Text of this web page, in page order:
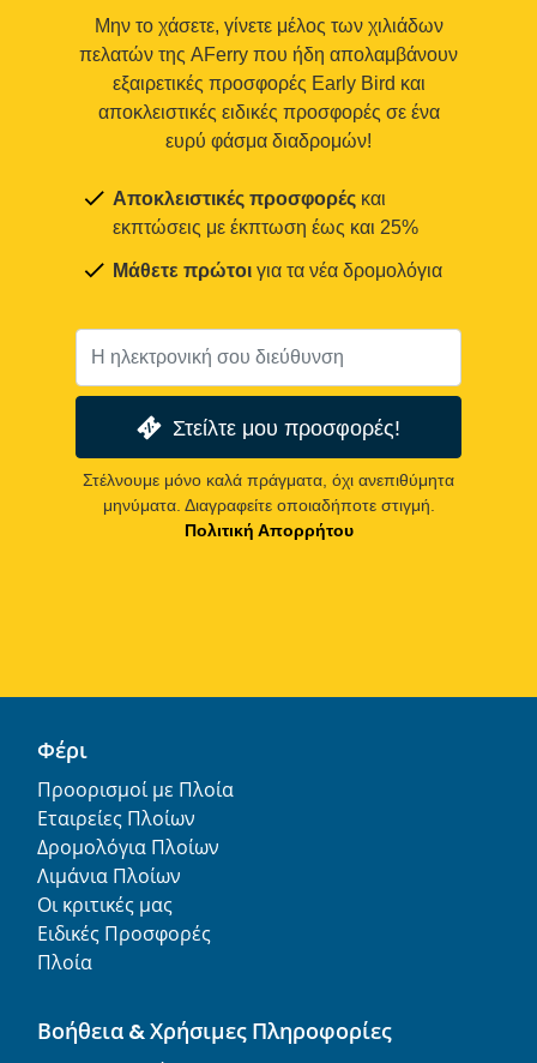
Μην το χάσετε, γίνετε μέλος των χιλιάδων
πελατών της AFerry που ήδη απολαμβάνουν
εξαιρετικές προσφορές Early Bird και
αποκλειστικές ειδικές προσφορές σε ένα
ευρύ φάσμα διαδρομών!
Αποκλειστικές προσφορές και
εκπτώσεις με έκπτωση έως και 25%
Μάθετε πρώτοι για τα νέα δρομολόγια
Στείλτε μου προσφορές!
Στέλνουμε μόνο καλά πράγματα, όχι ανεπιθύμητα
μηνύματα. Διαγραφείτε οποιαδήποτε στιγμή.
Πολιτική Απορρήτου
Φέρι
Προορισμοί με Πλοία
Εταιρείες Πλοίων
Δρομολόγια Πλοίων
Λιμάνια Πλοίων
Οι κριτικές μας
Ειδικές Προσφορές
Πλοία
Βοήθεια & Χρήσιμες Πληροφορίες